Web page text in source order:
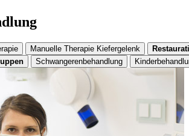
Manuelle Therapie Kiefergelenk
Schwangerenbehandlung